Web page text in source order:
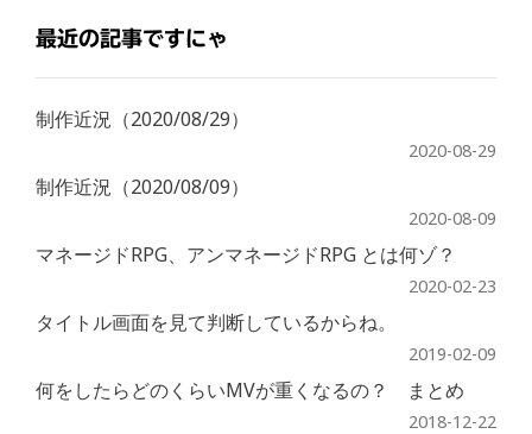
最近の記事ですにゃ
制作近況（2020/08/29）
2020-08-29
制作近況（2020/08/09）
2020-08-09
マネージドRPG、アンマネージドRPG とは何ゾ？
2020-02-23
タイトル画面を見て判断しているからね。
2019-02-09
何をしたらどのくらいMVが重くなるの？ まとめ
2018-12-22